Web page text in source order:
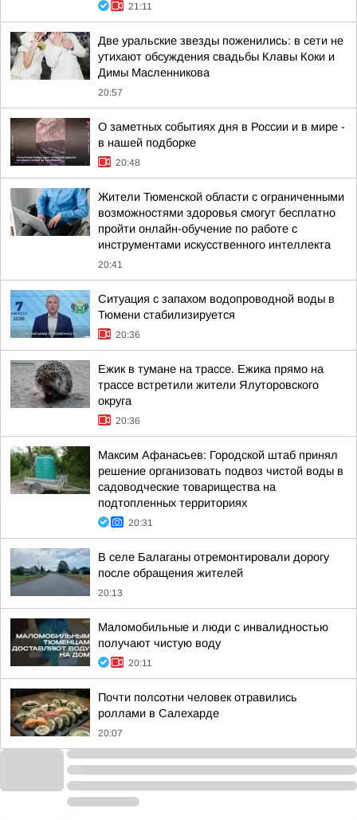
21:11
Две уральские звезды поженились: в сети не
утихают обсуждения свадьбы Клавы Коки и
Димы Масленникова
20:57
О заметных событиях дня в России и в мире -
в нашей подборке
20:48
Жители Тюменской области с ограниченными
возможностями здоровья смогут бесплатно
пройти онлайн-обучение по работе с
инструментами искусственного интеллекта
20:41
Ситуация с запахом водопроводной воды в
Тюмени стабилизируется
20:36
Ежик в тумане на трассе. Ежика прямо на
трассе встретили жители Ялуторовского
округа
20:36
Максим Афанасьев: Городской штаб принял
решение организовать подвоз чистой воды в
садоводческие товарищества на
подтопленных территориях
20:31
В селе Балаганы отремонтировали дорогу
после обращения жителей
20:13
Маломобильные и люди с инвалидностью
получают чистую воду
20:11
Почти полсотни человек отравились
роллами в Салехарде
20:07